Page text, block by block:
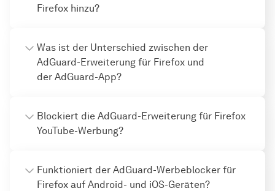
Firefox hinzu?
Was ist der Unterschied zwischen der
AdGuard-Erweiterung für Firefox und
der AdGuard-App?
Blockiert die AdGuard-Erweiterung für Firefox
YouTube-Werbung?
Funktioniert der AdGuard-Werbeblocker für
Firefox auf Android- und iOS-Geräten?